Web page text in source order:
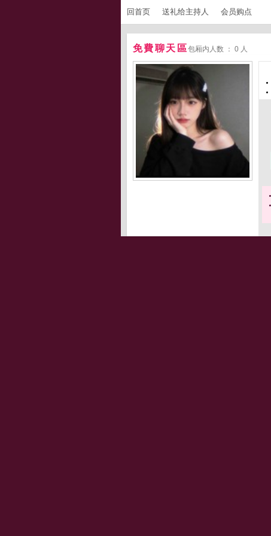
回首页 送礼给主持人 会员购点
免費聊天區包厢内人数 ： 0 人